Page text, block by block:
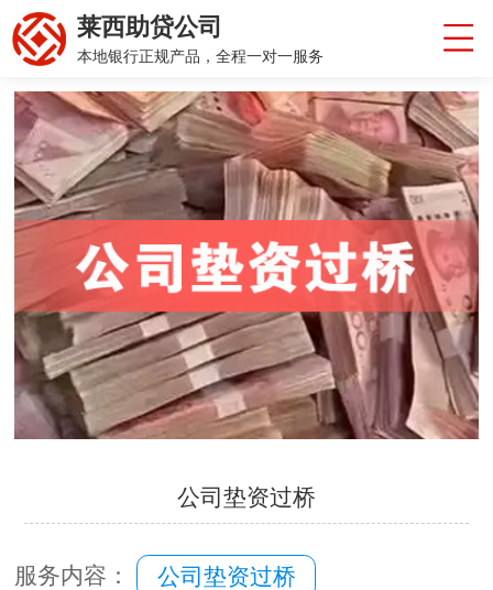
莱西助贷公司
本地银行正规产品，全程一对一服务
公司垫资过桥
服务内容： 公司垫资过桥